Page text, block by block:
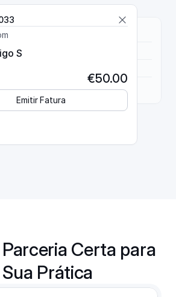
S
€50.00
Emitir Fatura
Certa para
Prática